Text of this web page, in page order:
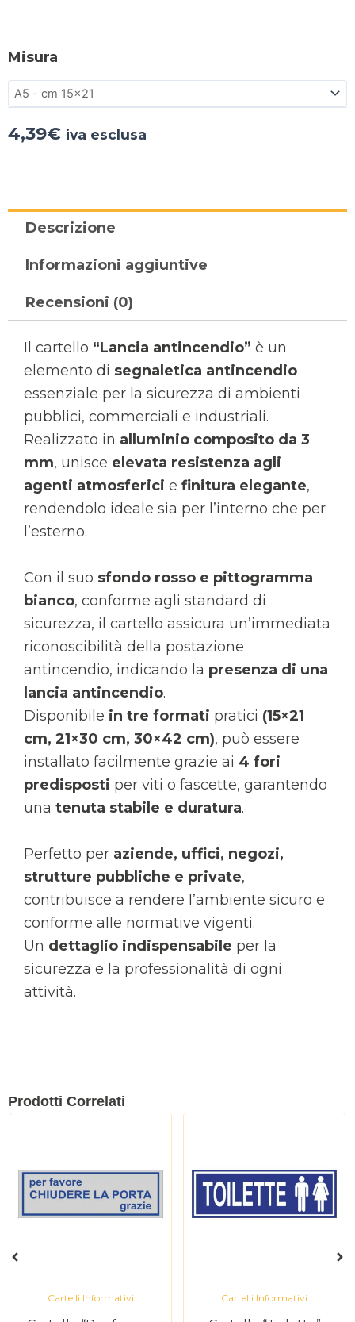
Misura
4,39€ iva esclusa
Descrizione
Informazioni aggiuntive
Recensioni (0)
Il cartello “Lancia antincendio” è un
elemento di segnaletica antincendio
essenziale per la sicurezza di ambienti
pubblici, commerciali e industriali.
Realizzato in alluminio composito da 3
mm, unisce elevata resistenza agli
agenti atmosferici e finitura elegante,
rendendolo ideale sia per l’interno che per
l’esterno.
Con il suo sfondo rosso e pittogramma
bianco, conforme agli standard di
sicurezza, il cartello assicura un’immediata
riconoscibilità della postazione
antincendio, indicando la presenza di una
lancia antincendio.
Disponibile in tre formati pratici (15×21
cm, 21×30 cm, 30×42 cm), può essere
installato facilmente grazie ai 4 fori
predisposti per viti o fascette, garantendo
una tenuta stabile e duratura.
Perfetto per aziende, uffici, negozi,
strutture pubbliche e private,
contribuisce a rendere l’ambiente sicuro e
conforme alle normative vigenti.
Un dettaglio indispensabile per la
sicurezza e la professionalità di ogni
attività.
Prodotti Correlati
Cartelli Informativi Cartelli Informativi